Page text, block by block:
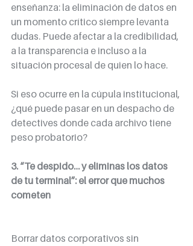
enseñanza: la eliminación de datos en
un momento crítico siempre levanta
dudas. Puede afectar a la credibilidad,
a la transparencia e incluso a la
situación procesal de quien lo hace.
Si eso ocurre en la cúpula institucional,
¿qué puede pasar en un despacho de
detectives donde cada archivo tiene
peso probatorio?
3. “Te despido… y eliminas los datos
de tu terminal”: el error que muchos
cometen
Borrar datos corporativos sin